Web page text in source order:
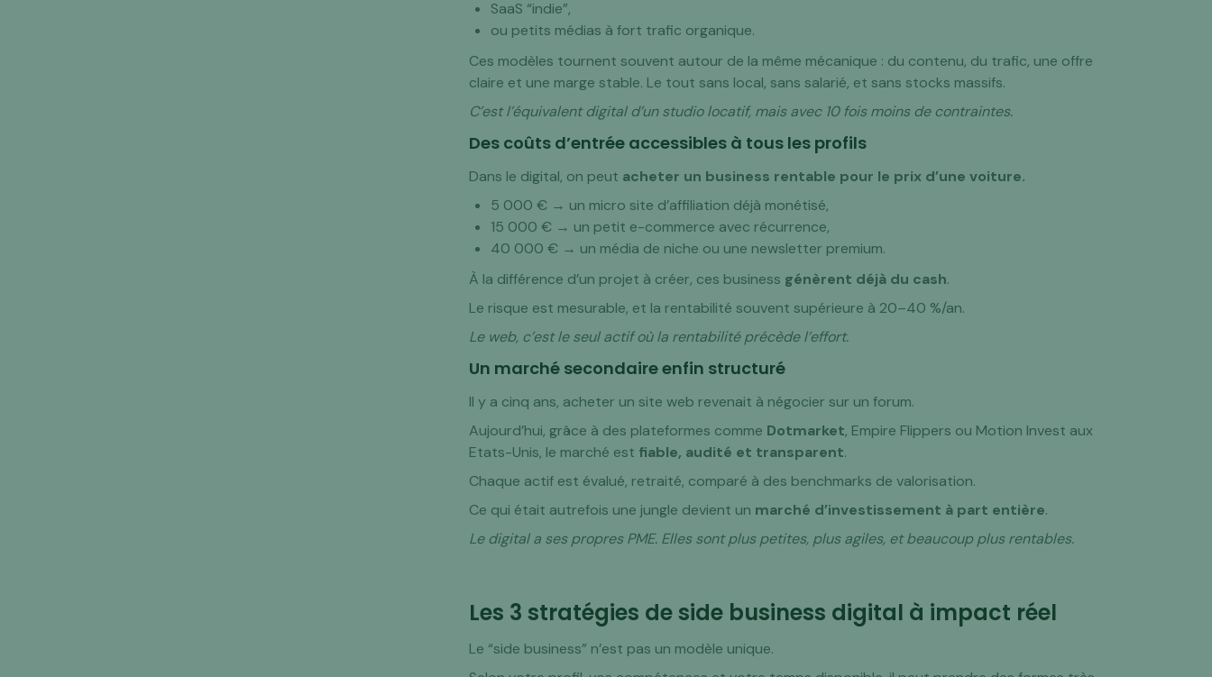
SaaS “indie”,
ou petits médias à fort trafic organique.
Ces modèles tournent souvent autour de la même mécanique : du contenu, du trafic, une offre
claire et une marge stable. Le tout sans local, sans salarié, et sans stocks massifs.
C’est l’équivalent digital d’un studio locatif, mais avec 10 fois moins de contraintes.
Des coûts d’entrée accessibles à tous les profils
Dans le digital, on peut acheter un business rentable pour le prix d’une voiture.
5 000 € → un micro site d’affiliation déjà monétisé,
15 000 € → un petit e-commerce avec récurrence,
40 000 € → un média de niche ou une newsletter premium.
À la différence d’un projet à créer, ces business génèrent déjà du cash.
Le risque est mesurable, et la rentabilité souvent supérieure à 20–40 %/an.
Le web, c’est le seul actif où la rentabilité précède l’effort.
Un marché secondaire enfin structuré
Il y a cinq ans, acheter un site web revenait à négocier sur un forum.
Aujourd’hui, grâce à des plateformes comme Dotmarket, Empire Flippers ou Motion Invest aux
Etats-Unis, le marché est fiable, audité et transparent.
Chaque actif est évalué, retraité, comparé à des benchmarks de valorisation.
Ce qui était autrefois une jungle devient un marché d’investissement à part entière.
Le digital a ses propres PME. Elles sont plus petites, plus agiles, et beaucoup plus rentables.
Les 3 stratégies de side business digital à impact réel
Le “side business” n’est pas un modèle unique.